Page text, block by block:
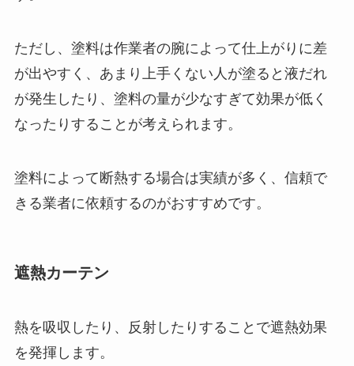
ただし、塗料は作業者の腕によって仕上がりに差
が出やすく、あまり上手くない人が塗ると液だれ
が発生したり、塗料の量が少なすぎて効果が低く
なったりすることが考えられます。
塗料によって断熱する場合は実績が多く、信頼で
きる業者に依頼するのがおすすめです。
遮熱カーテン
熱を吸収したり、反射したりすることで遮熱効果
を発揮します。